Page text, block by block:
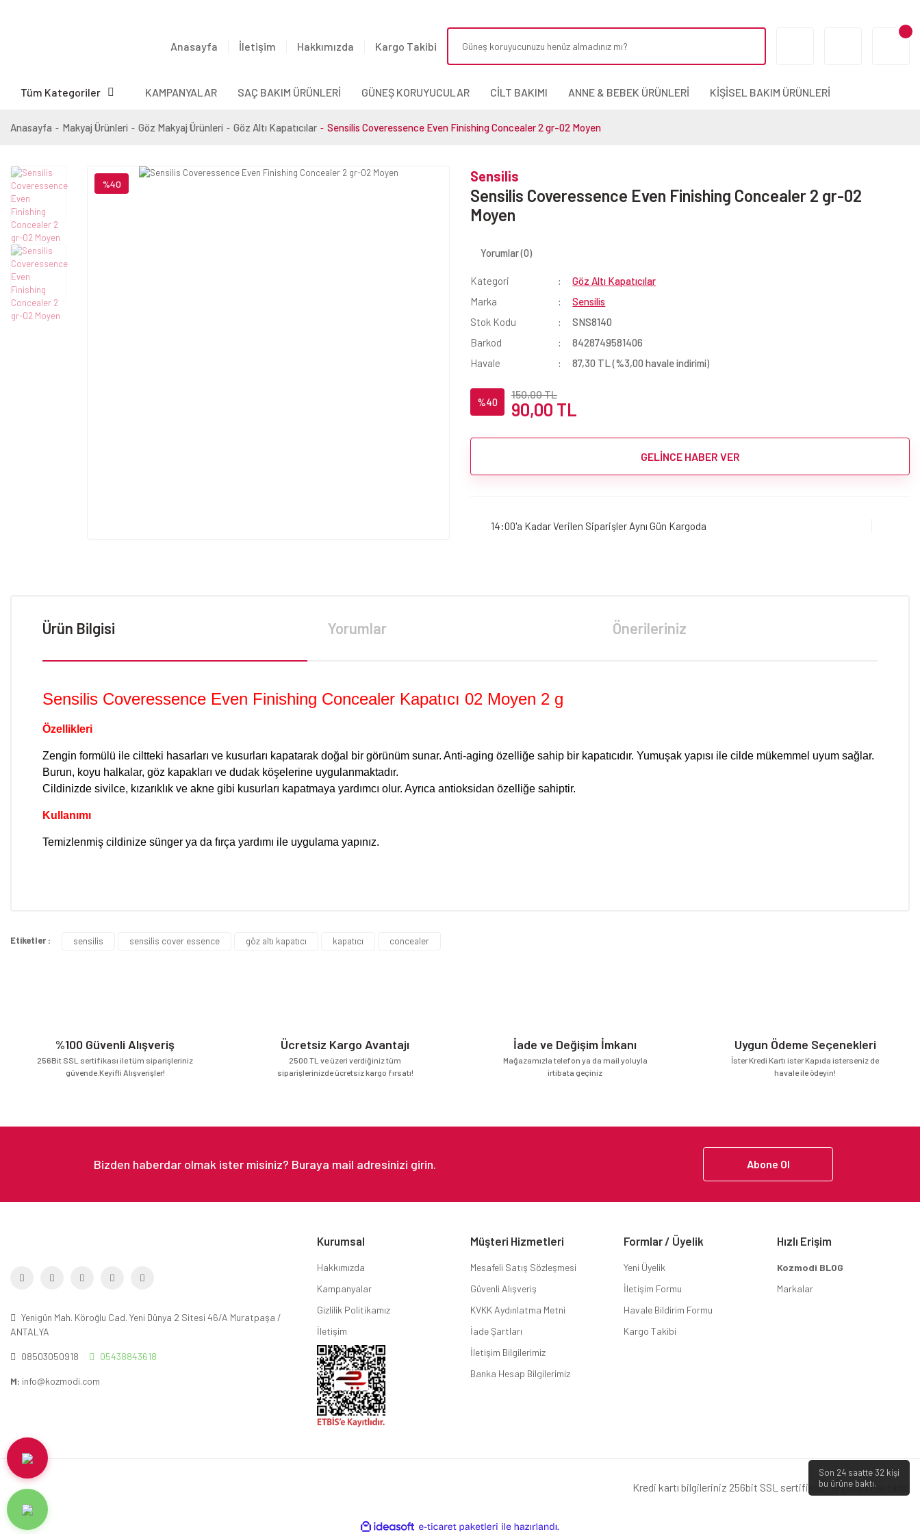
Anasayfa İletişim Hakkımızda Kargo Takibi
Tüm Kategoriler KAMPANYALAR SAÇ BAKIM ÜRÜNLERİ GÜNEŞ KORUYUCULAR CİLT BAKIMI ANNE & BEBEK ÜRÜNLERİ KİŞİSEL BAKIM ÜRÜNLERİ
Anasayfa Makyaj Ürünleri Göz Makyaj Ürünleri Göz Altı Kapatıcılar Sensilis Coveressence Even Finishing Concealer 2 gr-02 Moyen
%40 Sensilis
Sensilis Coveressence Even Finishing Concealer 2 gr-02
Moyen
Yorumlar (0)
Kategori
Göz Altı Kapatıcılar
Marka
Sensilis
Stok Kodu
SNS8140
Barkod
8428749581406
Havale
87,30 TL (%3,00 havale indirimi)
%40
150,00 TL
90,00 TL
GELİNCE HABER VER
14:00'a Kadar Verilen Siparişler Aynı Gün Kargoda
Ürün Bilgisi Yorumlar Önerileriniz
Sensilis Coveressence Even Finishing Concealer Kapatıcı 02 Moyen 2 g
Özellikleri
Zengin formülü ile ciltteki hasarları ve kusurları kapatarak doğal bir görünüm sunar. Anti-aging özelliğe sahip bir kapatıcıdır. Yumuşak yapısı ile cilde mükemmel uyum sağlar.
Burun, koyu halkalar, göz kapakları ve dudak köşelerine uygulanmaktadır.
Cildinizde sivilce, kızarıklık ve akne gibi kusurları kapatmaya yardımcı olur. Ayrıca antioksidan özelliğe sahiptir.
Kullanımı
Temizlenmiş cildinize sünger ya da fırça yardımı ile uygulama yapınız.
Etiketler : sensilis sensilis cover essence göz altı kapatıcı kapatıcı concealer
%100 Güvenli Alışveriş
256Bit SSL sertifikası ile tüm siparişleriniz
güvende.Keyifli Alışverişler!
Ücretsiz Kargo Avantajı
2500 TL ve üzeri verdiğiniz tüm
siparişlerinizde ücretsiz kargo fırsatı!
İade ve Değişim İmkanı
Mağazamızla telefon ya da mail yoluyla
irtibata geçiniz
Uygun Ödeme Seçenekleri
İster Kredi Kartı ister Kapıda isterseniz de
havale ile ödeyin!
Abone Ol
Yenigün Mah. Köroğlu Cad. Yeni Dünya 2 Sitesi 46/A Muratpaşa /
ANTALYA
08503050918 05438843618
M: info@kozmodi.com
Kurumsal
Hakkımızda
Kampanyalar
Gizlilik Politikamız
İletişim
Müşteri Hizmetleri
Mesafeli Satış Sözleşmesi
Güvenli Alışveriş
KVKK Aydınlatma Metni
İade Şartları
İletişim Bilgilerimiz
Banka Hesap Bilgilerimiz
Formlar / Üyelik
Yeni Üyelik
İletişim Formu
Havale Bildirim Formu
Kargo Takibi
Hızlı Erişim
Kozmodi BLOG
Markalar
Kredi kartı bilgileriniz 256bit SSL sertifikası ile korunmaktadır.
Son 24 saatte32 kişi
bu ürüne baktı.
ideasoft e-